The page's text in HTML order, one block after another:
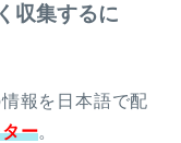
収集するに
報を日本語で配
ー。